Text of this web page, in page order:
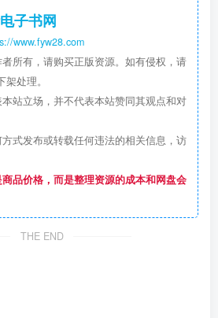
子书网
www.fyw28.com
所有，请购买正版资源。如有侵权，请
处理。
站立场，并不代表本站赞同其观点和对
式发布或转载任何违法的相关信息，访
品价格，而是整理资源的成本和网盘会
THE END